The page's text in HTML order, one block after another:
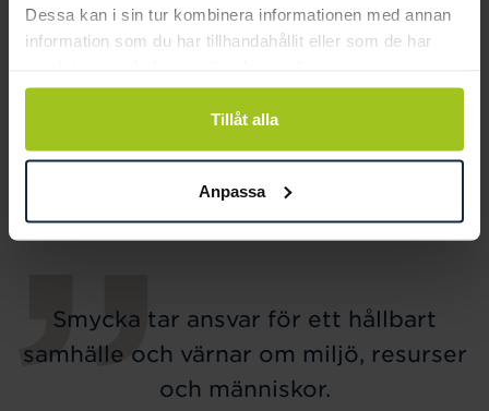
Dessa kan i sin tur kombinera informationen med annan
information som du har tillhandahållit eller som de har
Tillåt alla
Anpassa
Coeur De Lion
Pris:1 048 kr
1 048 kr
Coeur De Lion
COEUR DE LION
BRACELET
Pris
1 048 kr
Smycka tar ansvar för ett hållbart
samhälle och värnar om miljö, resurser
och människor.